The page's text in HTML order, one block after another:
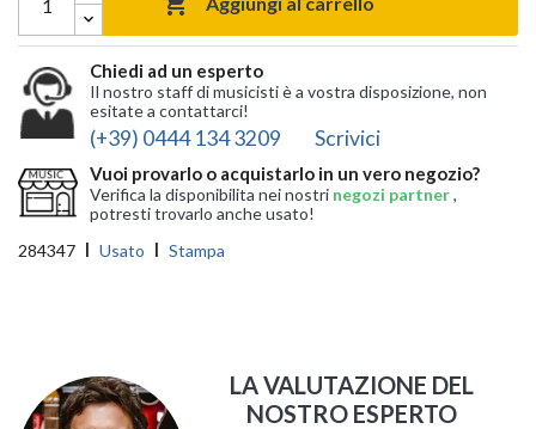
Chiedi ad un esperto
Il nostro staff di musicisti è a vostra disposizione, non
esitate a contattarci!
(+39) 0444 134 3209 Scrivici
Vuoi provarlo o acquistarlo in un vero negozio?
Verifica la disponibilita nei nostri negozi partner,
potresti trovarlo anche usato!
284347
Usato Stampa
LA VALUTAZIONE DEL
NOSTRO ESPERTO